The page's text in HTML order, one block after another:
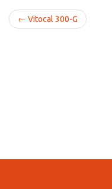
← Vitocal 300-G